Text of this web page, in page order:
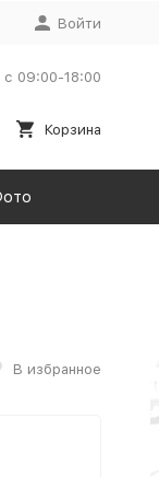
Войти
с 09:00-18:00
Корзина
В избранное